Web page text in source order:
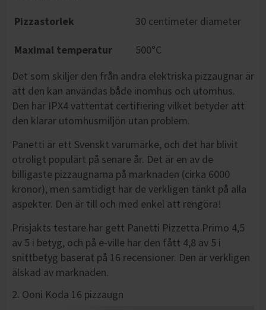
Pizzastorlek 30 centimeter diameter
Maximal temperatur
500°C
Det som skiljer den från andra elektriska pizzaugnar är
att den kan användas både inomhus och utomhus.
Den har IPX4 vattentät certifiering vilket betyder att
den klarar utomhusmiljön utan problem.
Panetti är ett Svenskt varumärke, och det har blivit
otroligt populärt på senare år. Det är en av de
billigaste pizzaugnarna på marknaden (cirka 6000
kronor), men samtidigt har de verkligen tänkt på alla
aspekter. Den är till och med enkel att rengöra!
Prisjakts testare har gett Panetti Pizzetta Primo 4,5
av 5 i betyg, och på e-ville har den fått 4,8 av 5 i
snittbetyg baserat på 16 recensioner. Den är verkligen
älskad av marknaden.
2. Ooni Koda 16 pizzaugn